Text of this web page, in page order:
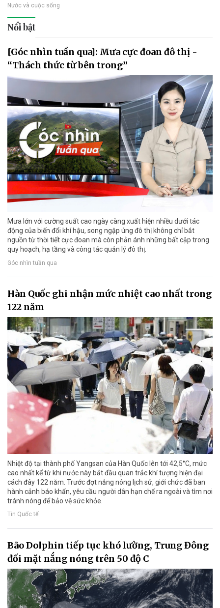
Nước và cuộc sống
Nổi bật
[Góc nhìn tuần qua]: Mưa cực đoan đô thị -
“Thách thức từ bên trong”
Mưa lớn với cường suất cao ngày càng xuất hiện nhiều dưới tác
động của biến đổi khí hậu, song ngập úng đô thị không chỉ bắt
nguồn từ thời tiết cực đoan mà còn phản ánh những bất cập trong
quy hoạch, hạ tầng và công tác quản lý đô thị.
Góc nhìn tuần qua
Hàn Quốc ghi nhận mức nhiệt cao nhất trong
122 năm
Nhiệt độ tại thành phố Yangsan của Hàn Quốc lên tới 42,5°C, mức
cao nhất kể từ khi nước này bắt đầu quan trắc khí tượng hiện đại
cách đây 122 năm. Trước đợt nắng nóng lịch sử, giới chức đã ban
hành cảnh báo khẩn, yêu cầu người dân hạn chế ra ngoài và tìm nơi
tránh nóng để bảo vệ sức khỏe.
Tin Quốc tế
Bão Dolphin tiếp tục khó lường, Trung Đông
đối mặt nắng nóng trên 50 độ C